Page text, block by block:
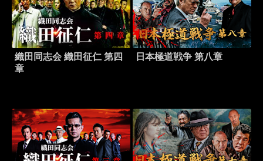
織田同志会 織田征仁 第四
章
日本極道戦争 第八章